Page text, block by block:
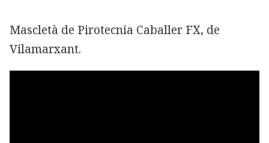
Mascletà de Pirotecnia Caballer FX, de
Vilamarxant.